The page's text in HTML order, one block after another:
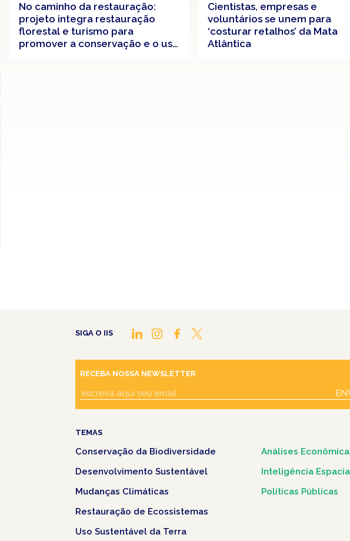
No caminho da restauração:
projeto integra restauração
florestal e turismo para
promover a conservação e o uso
Cientistas, empresas e
voluntários se unem para
‘costurar retalhos’ da Mata
Atlântica
SIGA O IIS
RECEBA NOSSA NEWSLETTER
TEMAS
Conservação da Biodiversidade
Desenvolvimento Sustentável
Mudanças Climáticas
Restauração de Ecossistemas
Uso Sustentável da Terra
Análises
Inteligência
Políticas Públicas